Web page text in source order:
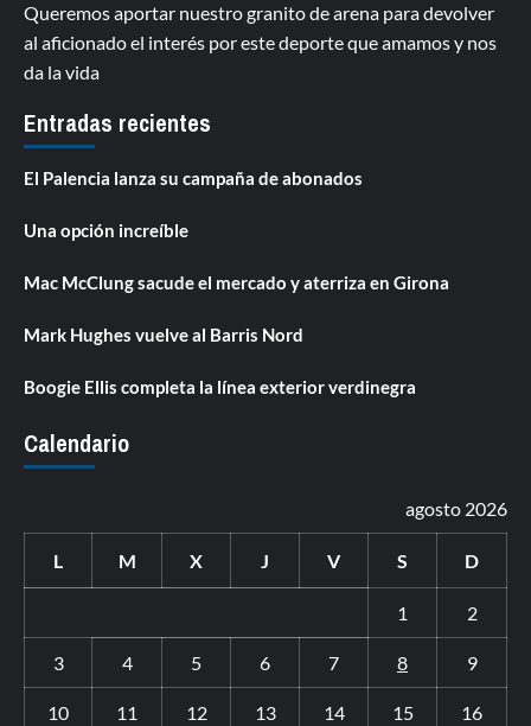
Queremos aportar nuestro granito de arena para devolver
al aficionado el interés por este deporte que amamos y nos
da la vida
Entradas recientes
El Palencia lanza su campaña de abonados
Una opción increíble
Mac McClung sacude el mercado y aterriza en Girona
Mark Hughes vuelve al Barris Nord
Boogie Ellis completa la línea exterior verdinegra
Calendario
agosto 2026
L M X J V S D
1 2
3 4 5 6 7 8 9
10 11 12 13 14 15 16